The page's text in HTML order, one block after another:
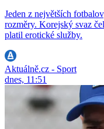
Jeden z největších
rozměry. Korejský svaz
platil erotické služby.
Aktuálně.cz - Sport
dnes, 11:51